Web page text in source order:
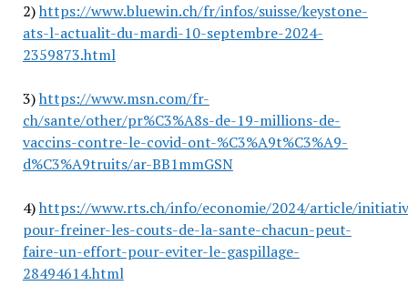
2)https://www.bluewin.ch/fr/infos/suisse/keystone-
ats-l-actualit-du-mardi-10-septembre-2024-
2359873.html
3)https://www.msn.com/fr-
ch/sante/other/pr%C3%A8s-de-19-millions-de-
vaccins-contre-le-covid-ont-%C3%A9t%C3%A9-
d%C3%A9truits/ar-BB1mmGSN
4)https://www.rts.ch/info/economie/2024/article/
pour-freiner-les-couts-de-la-sante-chacun-peut-
faire-un-effort-pour-eviter-le-gaspillage-
28494614.html